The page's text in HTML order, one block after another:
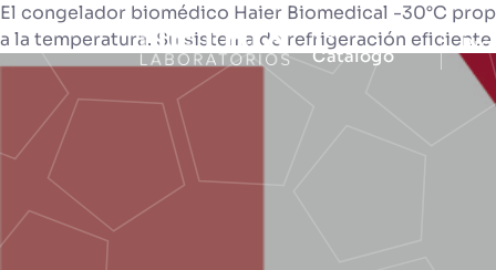
El congelador biomédico Haier Biomedical -30°C
a la temperatura. Su sistema de refrigeración
Ver
Catálogo